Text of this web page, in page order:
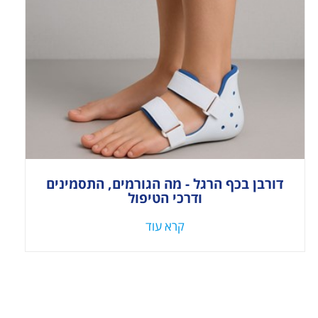
דורבן בכף הרגל - מה הגורמים, התסמינים
ודרכי הטיפול
קרא עוד